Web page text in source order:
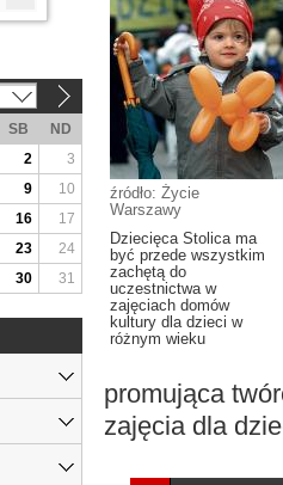
źródło: Życie
Warszawy
Dziecięca Stolica ma
być przede wszystkim
zachętą do
uczestnictwa w
zajęciach domów
kultury dla dzieci w
różnym wieku
promująca
zajęcia dla
SB
ND
2
3
9
10
16
17
23
24
30 31